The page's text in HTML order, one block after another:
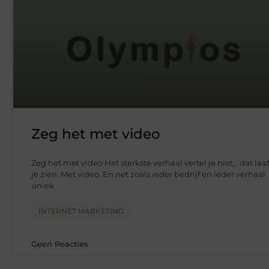
Zeg het met video
Zeg het met video Het sterkste verhaal vertel je niet… dat laat
je zien. Met video. En net zoals ieder bedrijf en ieder verhaal
uniek
INTERNET MARKETING
Geen Reacties